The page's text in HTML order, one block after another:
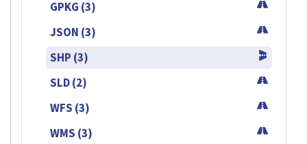
GPKG (3)
JSON (3)
SHP (3)
SLD (2)
WFS (3)
WMS (3)